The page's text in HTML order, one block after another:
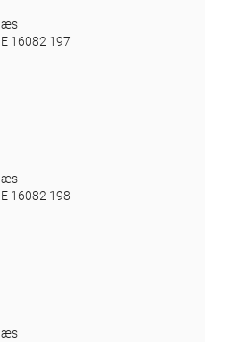
æs
E 16082 197
æs
E 16082 198
æs